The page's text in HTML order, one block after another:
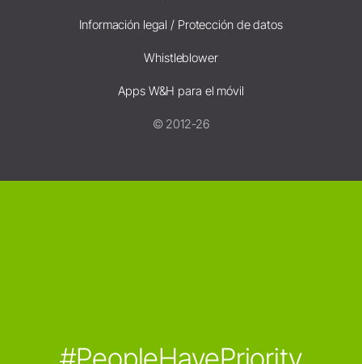
Información legal / Protección de datos
Whistleblower
Apps W&H para el móvil
© 2012-26